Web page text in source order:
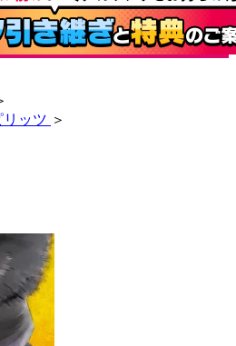
リッツ ＞